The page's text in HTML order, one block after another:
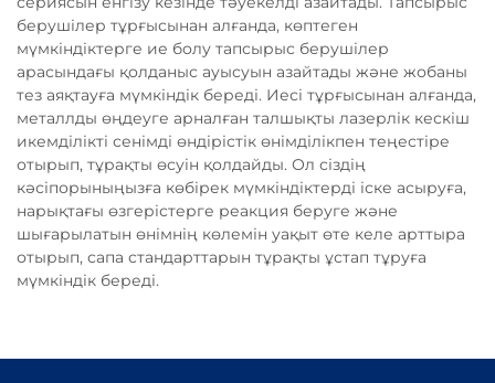
берушілер тұрғысынан алғанда, көптеген
мүмкіндіктерге ие болу тапсырыс берушілер
арасындағы қолданыс ауысуын азайтады және жобаны
тез аяқтауға мүмкіндік береді. Иесі тұрғысынан алғанда,
металлды өңдеуге арналған талшықты лазерлік кескіш
икемділікті сенімді өндірістік өнімділікпен теңестіре
отырып, тұрақты өсуін қолдайды. Ол сіздің
кәсіпорыныңызға көбірек мүмкіндіктерді іске асыруға,
нарықтағы өзгерістерге реакция беруге және
шығарылатын өнімнің көлемін уақыт өте келе арттыра
отырып, сапа стандарттарын тұрақты ұстап тұруға
мүмкіндік береді.